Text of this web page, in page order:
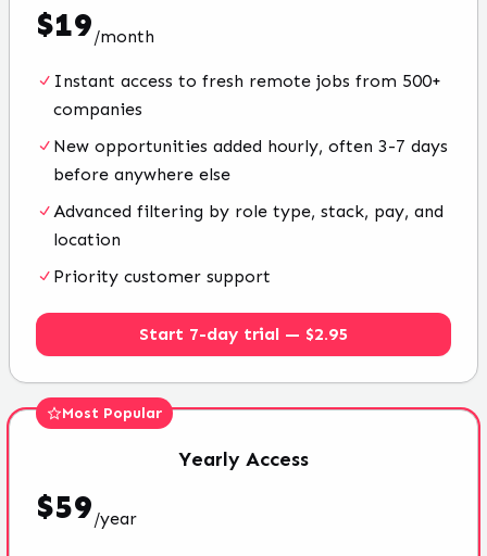
$19/month
Instant access to fresh remote jobs from 500+
companies
New opportunities added hourly, often 3-7 days
before anywhere else
Advanced filtering by role type, stack, pay, and
location
Priority customer support
Start 7-day trial — $2.95
Most Popular
Yearly Access
$59/year